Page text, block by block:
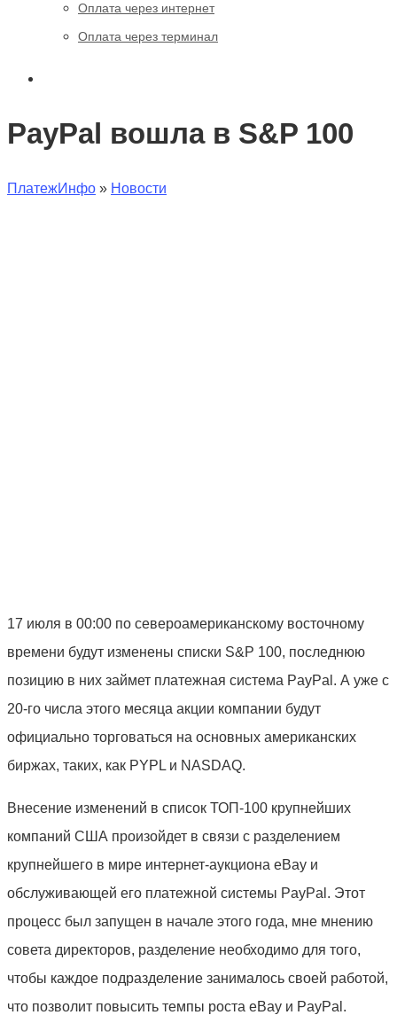
Оплата через интернет
Оплата через терминал
PayPal вошла в S&P 100
ПлатежИнфо » Новости
17 июля в 00:00 по североамериканскому восточному
времени будут изменены списки S&P 100, последнюю
позицию в них займет платежная система PayPal. А уже с
20-го числа этого месяца акции компании будут
официально торговаться на основных американских
биржах, таких, как PYPL и NASDAQ.
Внесение изменений в список ТОП-100 крупнейших
компаний США произойдет в связи с разделением
крупнейшего в мире интернет-аукциона eBay и
обслуживающей его платежной системы PayPal. Этот
процесс был запущен в начале этого года, мне мнению
совета директоров, разделение необходимо для того,
чтобы каждое подразделение занималось своей работой,
что позволит повысить темпы роста eBay и PayPal.